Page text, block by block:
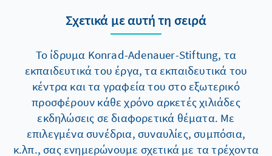
Σχετικά με αυτή τη σειρά
Το ίδρυμα Konrad-Adenauer-Stiftung, τα
εκπαιδευτικά του έργα, τα εκπαιδευτικά του
κέντρα και τα γραφεία του στο εξωτερικό
προσφέρουν κάθε χρόνο αρκετές χιλιάδες
εκδηλώσεις σε διαφορετικά θέματα. Με
επιλεγμένα συνέδρια, συναυλίες, συμπόσια,
κ.λπ., σας ενημερώνουμε σχετικά με τα τρέχοντα